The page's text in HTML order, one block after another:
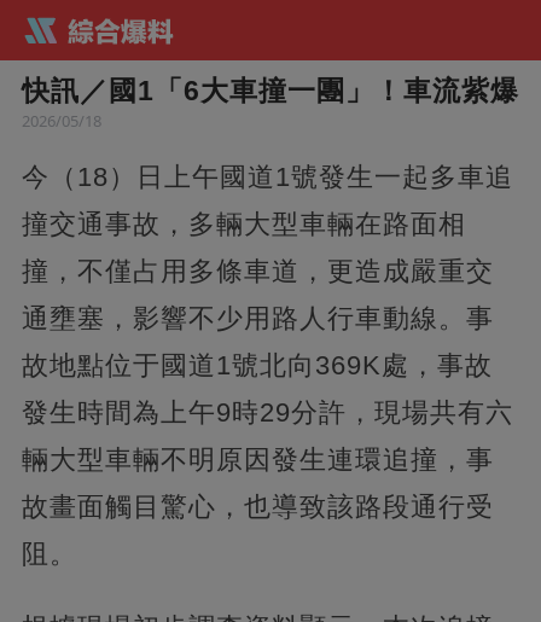
快訊／國1「6大車撞一團」！車流紫爆
2026/05/18
今（18）日上午國道1號發生一起多車追
撞交通事故，多輛大型車輛在路面相
撞，不僅占用多條車道，更造成嚴重交
通壅塞，影響不少用路人行車動線。事
故地點位于國道1號北向369K處，事故
發生時間為上午9時29分許，現場共有六
輛大型車輛不明原因發生連環追撞，事
故畫面觸目驚心，也導致該路段通行受
阻。